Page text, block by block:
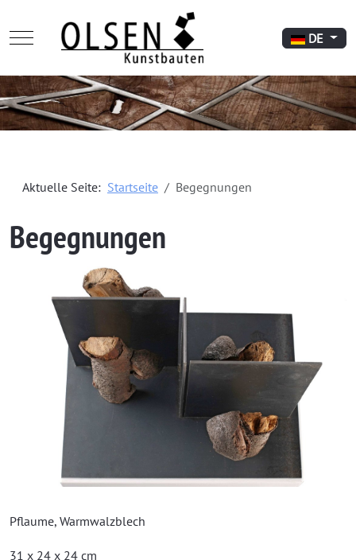
Mobile Menu Toggle Sprache
DE
Aktuelle Seite: Startseite Begegnungen
Begegnungen
Pflaume, Warmwalzblech
31 x 24 x 24 cm